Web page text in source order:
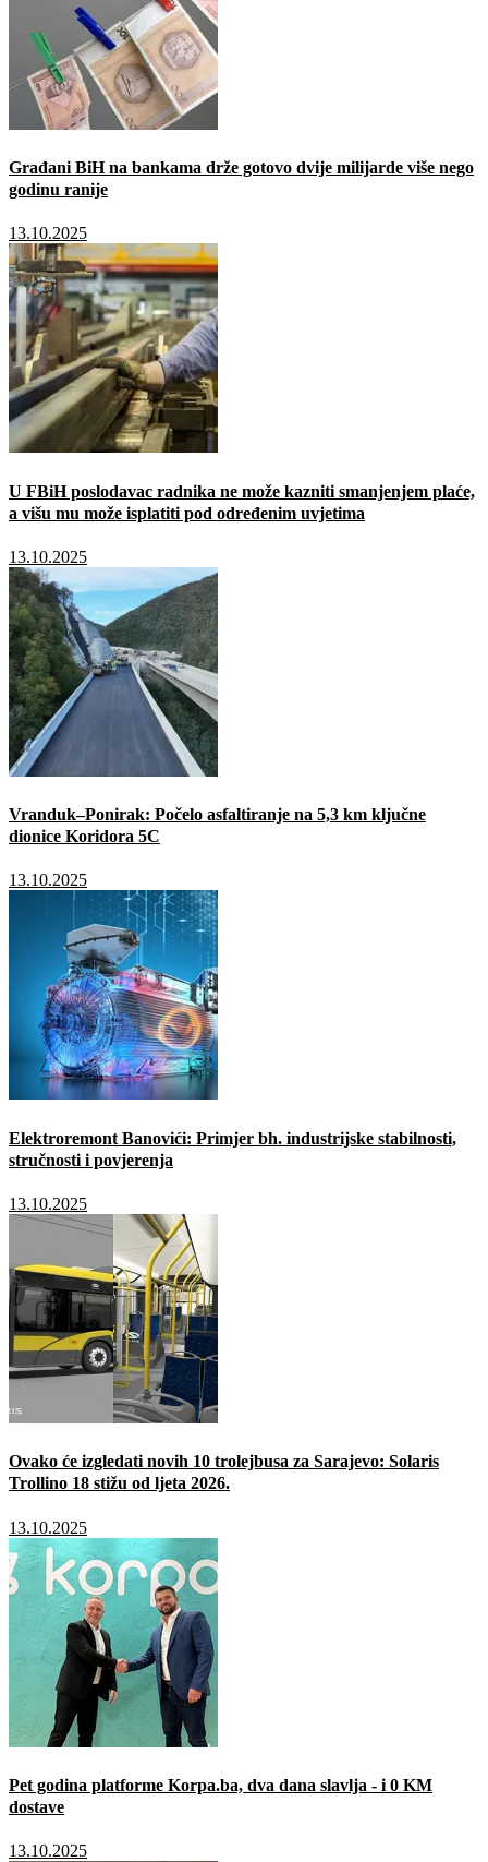
Građani BiH na bankama drže gotovo dvije milijarde više nego
godinu ranije
13.10.2025
U FBiH poslodavac radnika ne može kazniti smanjenjem plaće,
a višu mu može isplatiti pod određenim uvjetima
13.10.2025
Vranduk–Ponirak: Počelo asfaltiranje na 5,3 km ključne
dionice Koridora 5C
13.10.2025
Elektroremont Banovići: Primjer bh. industrijske stabilnosti,
stručnosti i povjerenja
13.10.2025
Ovako će izgledati novih 10 trolejbusa za Sarajevo: Solaris
Trollino 18 stižu od ljeta 2026.
13.10.2025
Pet godina platforme Korpa.ba, dva dana slavlja - i 0 KM
dostave
13.10.2025